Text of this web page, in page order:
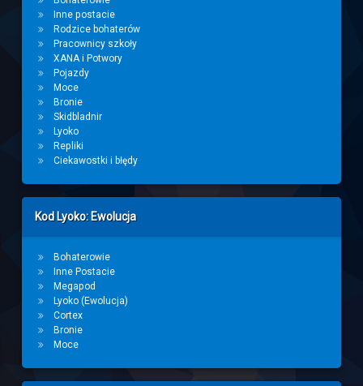
Inne postacie
Rodzice bohaterów
Pracownicy szkoły
XANA i Potwory
Pojazdy
Moce
Bronie
Skidbladnir
Lyoko
Repliki
Ciekawostki i błędy
Kod Lyoko: Ewolucja
Bohaterowie
Inne Postacie
Megapod
Lyoko (Ewolucja)
Cortex
Bronie
Moce